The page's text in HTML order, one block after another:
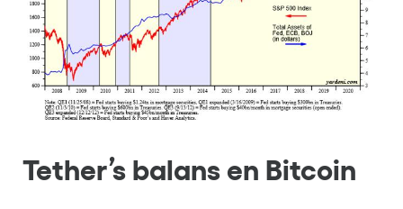
Tether’s balans en Bitcoin